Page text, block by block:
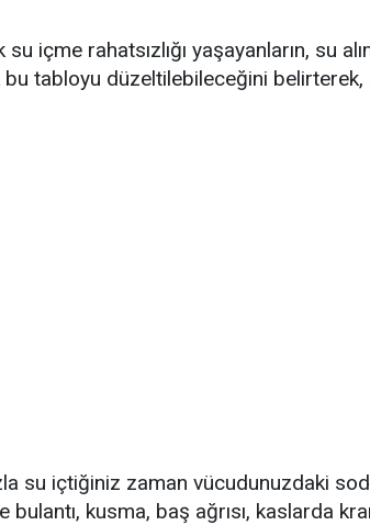
içme rahatsızlığı yaşayanların, su
tabloyu düzeltilebileceğini belirterek,
su içtiğiniz zaman vücudunuzdaki
bulantı, kusma, baş ağrısı, kaslarda